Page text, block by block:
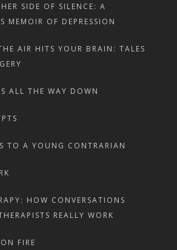
SIDE OF SILENCE: A
MEMOIR OF DEPRESSION
AIR HITS YOUR BRAIN: TALES
ALL THE WAY DOWN
TO A YOUNG CONTRARIAN
HOW CONVERSATIONS
REALLY WORK
FIRE